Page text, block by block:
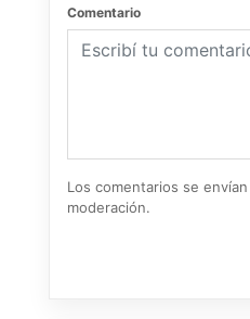
Comentario
Los comentarios se
moderación.